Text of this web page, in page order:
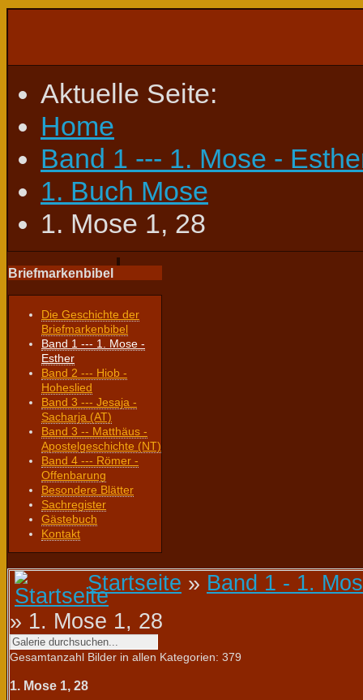
Aktuelle Seite:
Home
Band 1 --- 1. Mose -
1. Buch Mose
1. Mose 1, 28
Briefmarkenbibel
Die Geschichte der
Briefmarkenbibel
Band 1 --- 1. Mose -
Esther
Band 2 --- Hiob -
Hoheslied
Band 3 --- Jesaja -
Sacharja (AT)
Band 3 -- Matthäus -
Apostelgeschichte (NT)
Band 4 --- Römer -
Offenbarung
Besondere Blätter
Sachregister
Gästebuch
Kontakt
Startseite » Band 1 - 1.
» 1. Mose 1, 28
Gesamtanzahl Bilder in allen Kategorien: 379
1. Mose 1, 28